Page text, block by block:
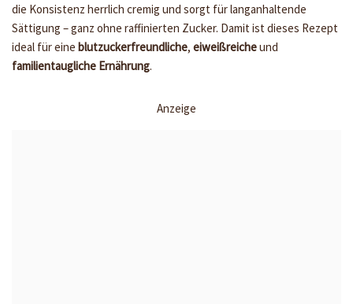
die Konsistenz herrlich cremig und sorgt für langanhaltende
Sättigung – ganz ohne raffinierten Zucker. Damit ist dieses Rezept
ideal für eine blutzuckerfreundliche, eiweißreicheund
familientaugliche Ernährung.
Anzeige